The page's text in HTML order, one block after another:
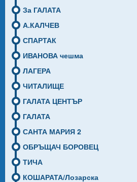
За ГАЛАТА
А.КАЛЧЕВ
СПАРТАК
ИВАНОВА чешма
ЛАГЕРА
ЧИТАЛИЩЕ
ГАЛАТА ЦЕНТЪР
ГАЛАТА
САНТА МАРИЯ 2
ОБРЪЩАЧ БОРОВЕЦ
ТИЧА
КОШАРАТА/Лозарска